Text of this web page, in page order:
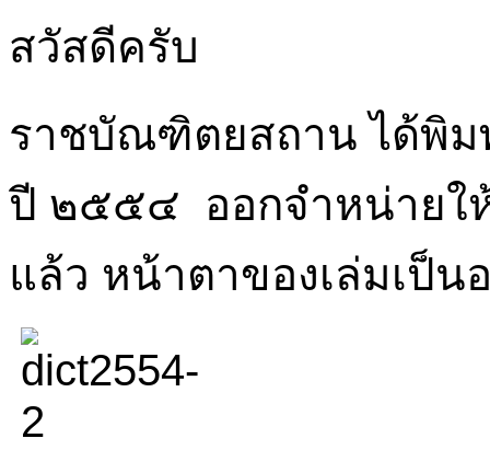
สวัสดีครับ
ราชบัณฑิตยสถาน ได้พิ
ปี ๒๕๕๔ ออกจำหน่ายใ
แล้ว หน้าตาของเล่มเป็น